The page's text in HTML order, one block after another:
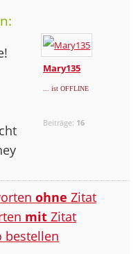
Mary135
... ist OFFLINE
Beiträge: 16
ohne Zitat
mit Zitat
bestellen